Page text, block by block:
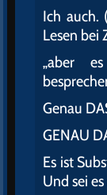
Ich auch.
Lesen bei
„aber
Genau
GENAU
Es ist
Und sei